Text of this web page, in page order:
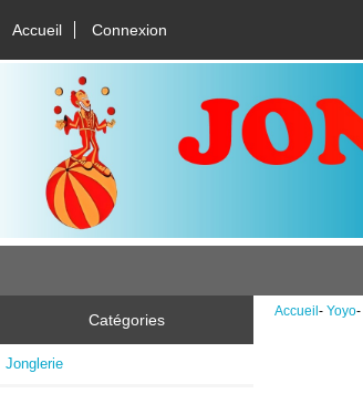
Accueil Connexion
Catégories
Jonglerie
Accueil- Yoyo-